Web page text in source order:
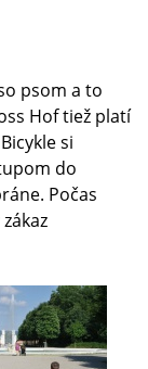
psom a to
Hof tiež platí
si
do
Počas